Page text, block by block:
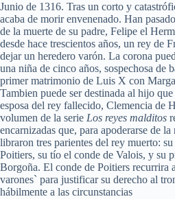
Junio de 1316. Tras un corto y
acaba de morir envenenado. Han
de la muerte de su padre, Felipe el
desde hace trescientos años, un rey de
dejar un heredero varón. La corona
una niña de cinco años, sospechosa de
primer matrimonio de Luis X con
Tambien puede ser destinada al hijo que
esposa del rey fallecido, Clemencia de
volumen de la serie Los reyes malditos
encarnizadas que, para apoderarse de
libraron tres parientes del rey muerto:
Poitiers, su tío el conde de Valois, y su
Borgoña. El conde de Poitiers recurrira
varones` para justificar su derecho al
hábilmente a las circunstancias